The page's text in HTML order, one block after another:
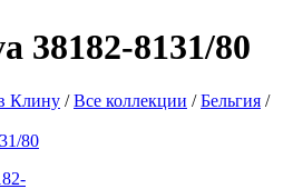
38182-8131/80
Клину / Все коллекции / Бельгия /